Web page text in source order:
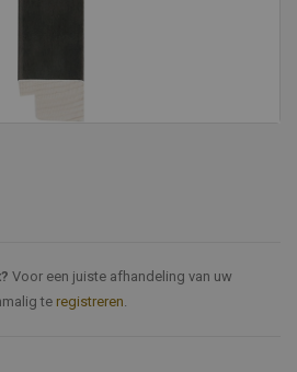
Voor een juiste afhandeling van uw
te registreren.